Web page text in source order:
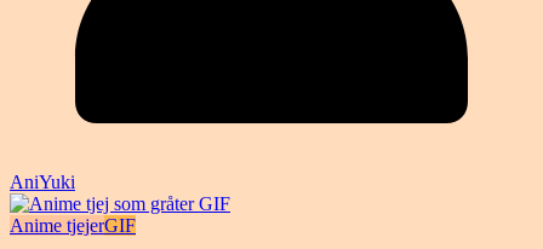
AniYuki
Anime tjejerGIF